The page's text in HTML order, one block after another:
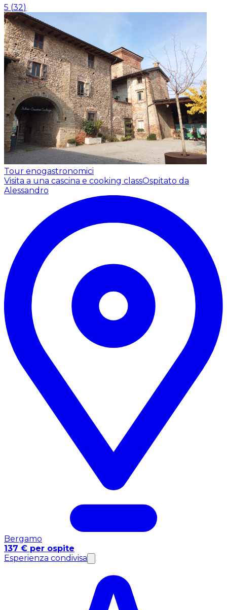
5 (32)
Tour enogastronomici
Visita a una cascina e cooking classOspitato da
Alessandro
Bergamo
137 € per ospite
Esperienza condivisa